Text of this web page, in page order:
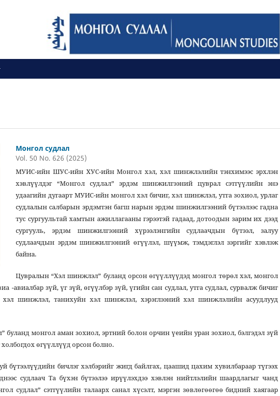
Монгол судлал
Vol. 50 No. 626 (2025)
МУИС-ийн ШУС-ийн ХУС-ийн Монгол хэл, хэл шинжлэлийн тэнхимээс эрхлэн
хэвлүүлдэг “Монгол судлал” эрдэм шинжилгээний цуврал сэтгүүлийн энэ
удаагийн дугаарт МУИС-ийн монгол хэл бичиг, хэл шинжлэл, утга зохиол, урлаг
судлалын салбарын эрдэмтэн багш нарын эрдэм шинжилгээний бүтээлээс гадна
тус сургуультай хамтын ажиллагааны гэрээтэй гадаад, дотоодын зарим их дээд
сургууль, эрдэм шинжилгээний хүрээлэнгийн судлаачдын бүтээл, залуу
судлаачдын эрдэм шинжилгээний өгүүлэл, шүүмж, тэмдэглэл зэргийг хэвлэж
байна.
Цувралын “Хэл шинжлэл” буланд орсон өгүүллүүдэд монгол төрөл хэл, монгол
-авиалбар зүй, үг зүй, өгүүлбэр зүй, үгийн сан судлал, утга судлал, сурвалж бичиг
хэл шинжлэл, танихуйн хэл шинжлэл, хэрэглээний хэл шинжлэлийн асуудлууд
буланд монгол аман зохиол, эртний болон орчин үеийн уран зохиол, бэлгэдэл зүй
өгүүллүүд орсон болно.
бүтээлүүдийн бичлэг хэлбэрийг жигд байлгах, цаашид цахим хувилбараар түгээх
судлаач Та бүхэн бүтээлээ ирүүлэхдээ хэвлэн нийтлэлийн шаардлагыг чанд
судлал” сэтгүүлийн талаарх санал хүсэлт, мэргэн зөвлөгөөгөө бидний хаягаар